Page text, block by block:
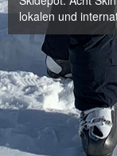
lokalen und